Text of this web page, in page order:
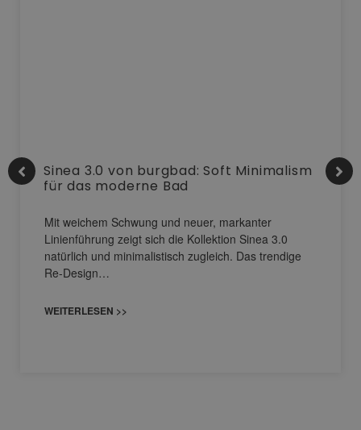
Sinea 3.0 von burgbad: Soft Minimalism
für das moderne Bad
Mit weichem Schwung und neuer, markanter
Linienführung zeigt sich die Kollektion Sinea 3.0
natürlich und minimalistisch zugleich. Das trendige
Re-Design…
WEITERLESEN >>